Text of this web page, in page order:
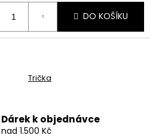
DO KOŠÍKU
Trička
Dárek k objednávce
nad 1.500 Kč